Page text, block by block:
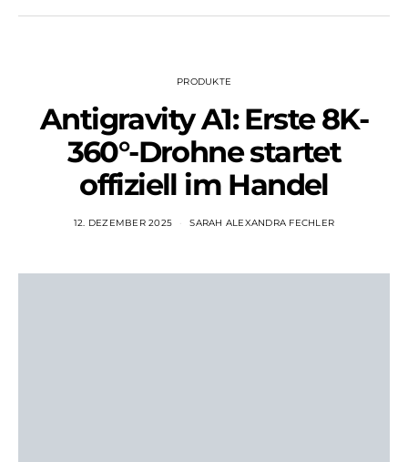
PRODUKTE
Antigravity A1: Erste 8K-
360°-Drohne startet
offiziell im Handel
12. DEZEMBER 2025 SARAH ALEXANDRA FECHLER